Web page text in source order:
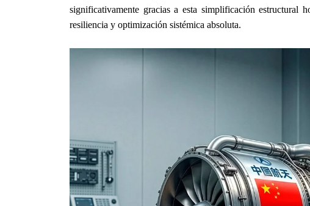
significativamente gracias a esta simplificación estructural
resiliencia y optimización sistémica absoluta.